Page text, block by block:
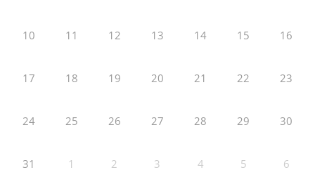
10 11 12 13 14 15 16
17 18 19 20 21 22 23
24 25 26 27 28 29 30
31 1 2 3 4 5 6